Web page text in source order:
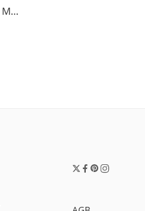
Damen Tanzschuh Diamant Modell 105